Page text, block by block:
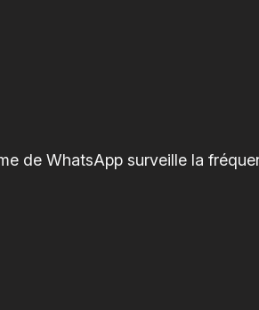
de WhatsApp surveille la